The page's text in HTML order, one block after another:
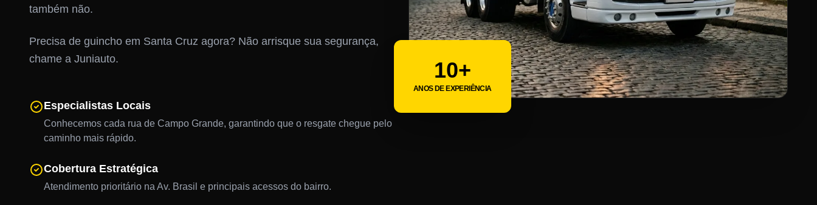
também não.
Precisa de guincho em Santa Cruz agora? Não arrisque sua segurança,
chame a Juniauto.
Especialistas Locais
Conhecemos cada rua de Campo Grande, garantindo que o resgate chegue pelo
caminho mais rápido.
Cobertura Estratégica
Atendimento prioritário na Av. Brasil e principais acessos do bairro.
10+
ANOS DE EXPERIÊNCIA